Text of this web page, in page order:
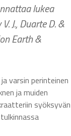
lukea
J., Duarte D. &
Earth &
varsin perinteinen
ja muiden
syöksyvän